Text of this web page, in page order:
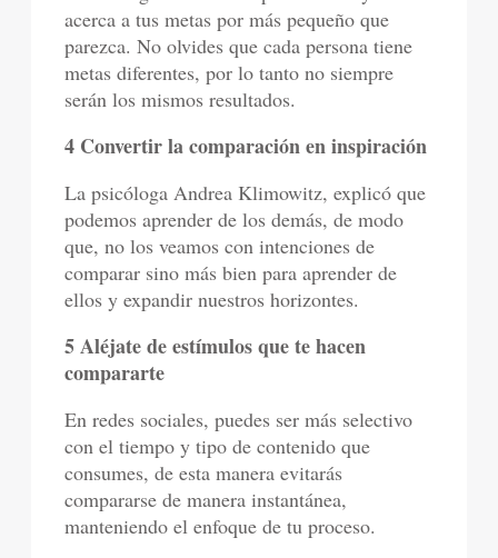
acerca a tus metas por más pequeño que
parezca. No olvides que cada persona tiene
metas diferentes, por lo tanto no siempre
serán los mismos resultados.
4 Convertir la comparación en inspiración
La psicóloga Andrea Klimowitz, explicó que
podemos aprender de los demás, de modo
que, no los veamos con intenciones de
comparar sino más bien para aprender de
ellos y expandir nuestros horizontes.
5 Aléjate de estímulos que te hacen
compararte
En redes sociales, puedes ser más selectivo
con el tiempo y tipo de contenido que
consumes, de esta manera evitarás
compararse de manera instantánea,
manteniendo el enfoque de tu proceso.